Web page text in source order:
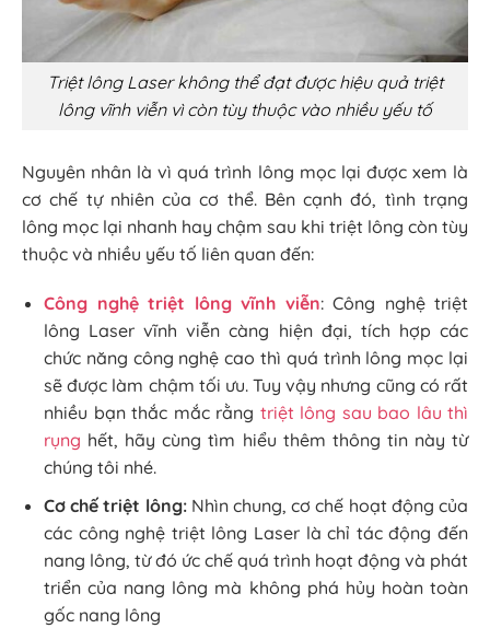
Triệt lông Laser không thể đạt được hiệu quả triệt
lông vĩnh viễn vì còn tùy thuộc vào nhiều yếu tố
Nguyên nhân là vì quá trình lông mọc lại được xem là
cơ chế tự nhiên của cơ thể. Bên cạnh đó, tình trạng
lông mọc lại nhanh hay chậm sau khi triệt lông còn tùy
thuộc và nhiều yếu tố liên quan đến:
Công nghệ triệt lông vĩnh viễn: Công nghệ triệt
lông Laser vĩnh viễn càng hiện đại, tích hợp các
chức năng công nghệ cao thì quá trình lông mọc lại
sẽ được làm chậm tối ưu. Tuy vậy nhưng cũng có rất
nhiều bạn thắc mắc rằng triệt lông sau bao lâu thì
rụng hết, hãy cùng tìm hiểu thêm thông tin này từ
chúng tôi nhé.
Cơ chế triệt lông: Nhìn chung, cơ chế hoạt động của
các công nghệ triệt lông Laser là chỉ tác động đến
nang lông, từ đó ức chế quá trình hoạt động và phát
triển của nang lông mà không phá hủy hoàn toàn
gốc nang lông